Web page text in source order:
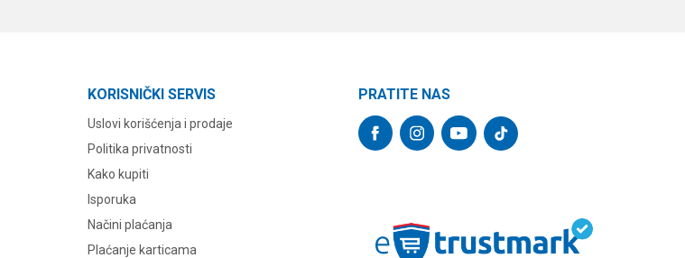
KORISNIČKI SERVIS
Uslovi korišćenja i prodaje
Politika privatnosti
Kako kupiti
Isporuka
Načini plaćanja
Plaćanje karticama
PRATITE NAS